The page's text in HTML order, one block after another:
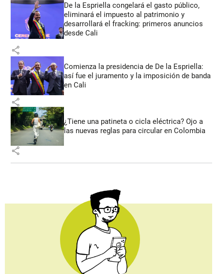
De la Espriella congelará el gasto público,
eliminará el impuesto al patrimonio y
desarrollará el fracking: primeros anuncios
desde Cali
share
Comienza la presidencia de De la Espriella:
así fue el juramento y la imposición de banda
en Cali
share
¿Tiene una patineta o cicla eléctrica? Ojo a
las nuevas reglas para circular en Colombia
share